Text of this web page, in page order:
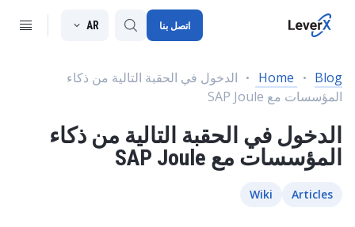
SAP S/4HANA migration
RISE with SAP
SAP Ariba
Digitals supply chain
AR اتصل بنا
Home Blog
الدخول في الحقبة التالية من ذكاء
المؤسسات مع SAP Joule
الدخول في الحقبة التالية من ذكاء
المؤسسات مع SAP Joule
Articles
Wiki